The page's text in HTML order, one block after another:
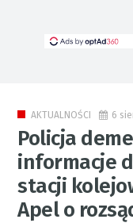
AKTUALNOŚCI 6
Policja
informacje
stacji
Apel o